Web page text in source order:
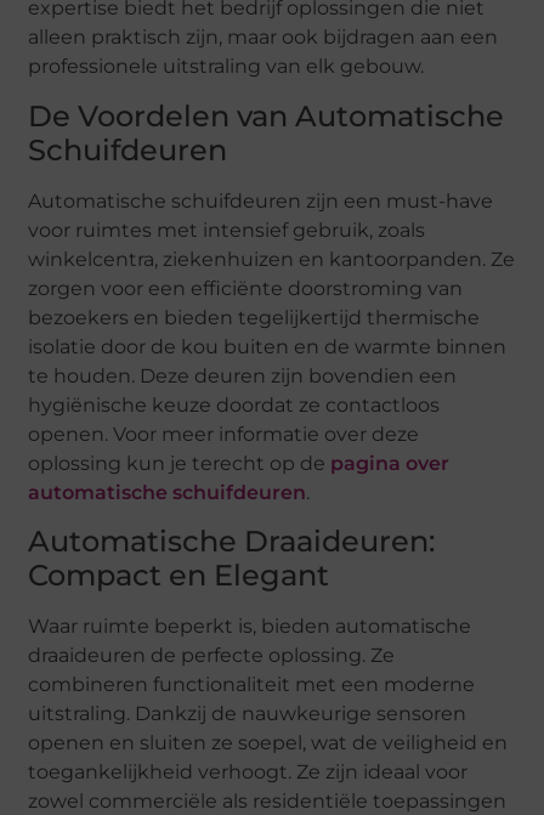
expertise biedt het bedrijf oplossingen die niet
alleen praktisch zijn, maar ook bijdragen aan een
professionele uitstraling van elk gebouw.
De Voordelen van Automatische
Schuifdeuren
Automatische schuifdeuren zijn een must-have
voor ruimtes met intensief gebruik, zoals
winkelcentra, ziekenhuizen en kantoorpanden. Ze
zorgen voor een efficiënte doorstroming van
bezoekers en bieden tegelijkertijd thermische
isolatie door de kou buiten en de warmte binnen
te houden. Deze deuren zijn bovendien een
hygiënische keuze doordat ze contactloos
openen. Voor meer informatie over deze
oplossing kun je terecht op de pagina over
automatische schuifdeuren.
Automatische Draaideuren:
Compact en Elegant
Waar ruimte beperkt is, bieden automatische
draaideuren de perfecte oplossing. Ze
combineren functionaliteit met een moderne
uitstraling. Dankzij de nauwkeurige sensoren
openen en sluiten ze soepel, wat de veiligheid en
toegankelijkheid verhoogt. Ze zijn ideaal voor
zowel commerciële als residentiële toepassingen